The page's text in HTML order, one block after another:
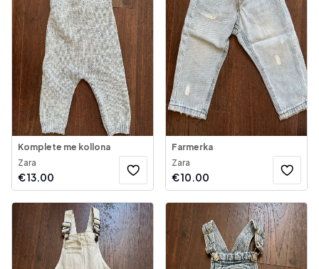
Komplete me kollona
Zara
€13.00
Farmerka
Zara
€10.00